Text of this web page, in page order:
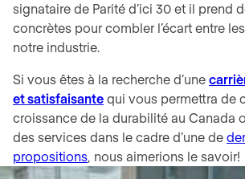
signataire de Parité d’ici 30 et il prend
concrètes pour combler l’écart entre
notre industrie.
Si vous êtes à la recherche d’une
et satisfaisante qui vous permettra de
croissance de la durabilité au Canada
des services dans le cadre d’une de
propositions, nous aimerions le savoir!